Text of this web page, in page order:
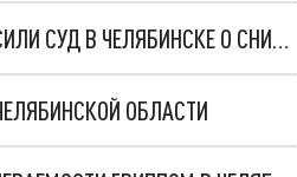
СЛИШКОМ СУРОВОЕ НАКАЗАНИЕ: АДВОКАТЫ МИГРАНТОВ ПРОСИЛИ СУД В ЧЕЛЯБИНСКЕ О СНИСХОЖДЕНИИ
ОБЛАСТИ